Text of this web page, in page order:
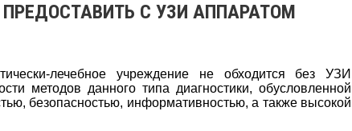
С УЗИ АППАРАТОМ
лечебное учреждение не обходится без УЗИ
методов данного типа диагностики, обусловленной
безопасностью, информативностью, а также высокой